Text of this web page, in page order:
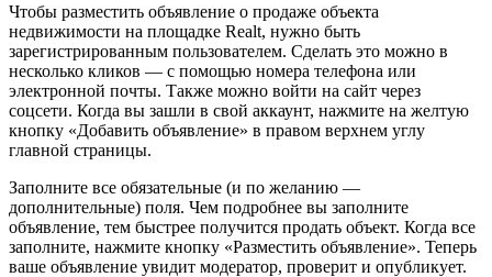
Чтобы разместить объявление о продаже объекта
недвижимости на площадке Realt, нужно быть
зарегистрированным пользователем. Сделать это можно в
несколько кликов — с помощью номера телефона или
электронной почты. Также можно войти на сайт через
соцсети. Когда вы зашли в свой аккаунт, нажмите на желтую
кнопку «Добавить объявление» в правом верхнем углу
главной страницы.
Заполните все обязательные (и по желанию —
дополнительные) поля. Чем подробнее вы заполните
объявление, тем быстрее получится продать объект. Когда все
заполните, нажмите кнопку «Разместить объявление». Теперь
ваше объявление увидит модератор, проверит и опубликует.